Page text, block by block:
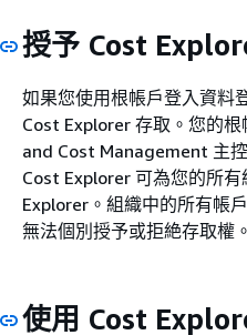
授予 Cost
如果您使用根帳戶登入資料
Cost Explorer 存取。您的
and Cost Management 主
Cost Explorer 可為您的所
Explorer。組織中的所有帳
無法個別授予或拒絶存取權。
使用 Cost